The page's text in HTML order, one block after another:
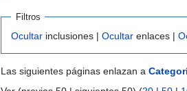
Filtros
Ocultar inclusiones | Ocultar enlaces |
Las siguientes páginas enlazan a